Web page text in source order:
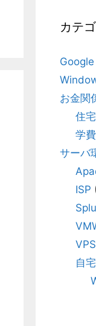
カテ
Google
お金関
住
学費
サーバ
ISP
VPS
自